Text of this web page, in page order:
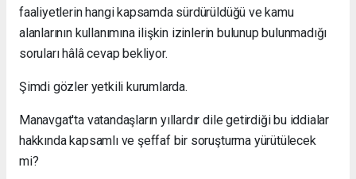
faaliyetlerin hangi kapsamda sürdürüldüğü ve kamu
alanlarının kullanımına ilişkin izinlerin bulunup bulunmadığı
soruları hâlâ cevap bekliyor.
Şimdi gözler yetkili kurumlarda.
Manavgat'ta vatandaşların yıllardır dile getirdiği bu iddialar
hakkında kapsamlı ve şeffaf bir soruşturma yürütülecek
mi?